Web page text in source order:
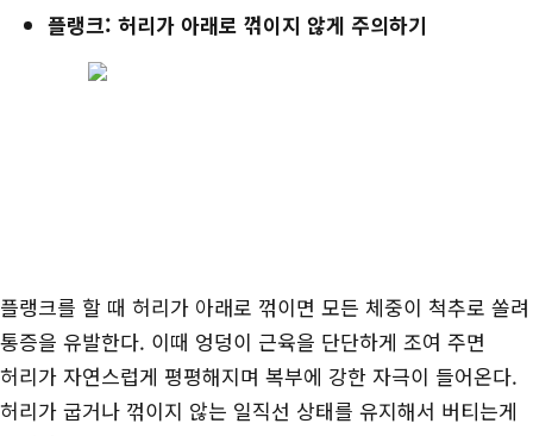
플랭크: 허리가 아래로 꺾이지 않게 주의하기
플랭크를 할 때 허리가 아래로 꺾이면 모든 체중이 척추로 쏠려
통증을 유발한다. 이때 엉덩이 근육을 단단하게 조여 주면
허리가 자연스럽게 평평해지며 복부에 강한 자극이 들어온다.
허리가 굽거나 꺾이지 않는 일직선 상태를 유지해서 버티는게